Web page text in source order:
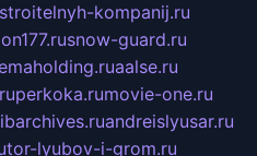
kompanij.ru
snow-guard.ru
aalse.ru
perkoka.rumovie-one.ru
andreislyusar.ru
tor-lyubov-i-grom.ru